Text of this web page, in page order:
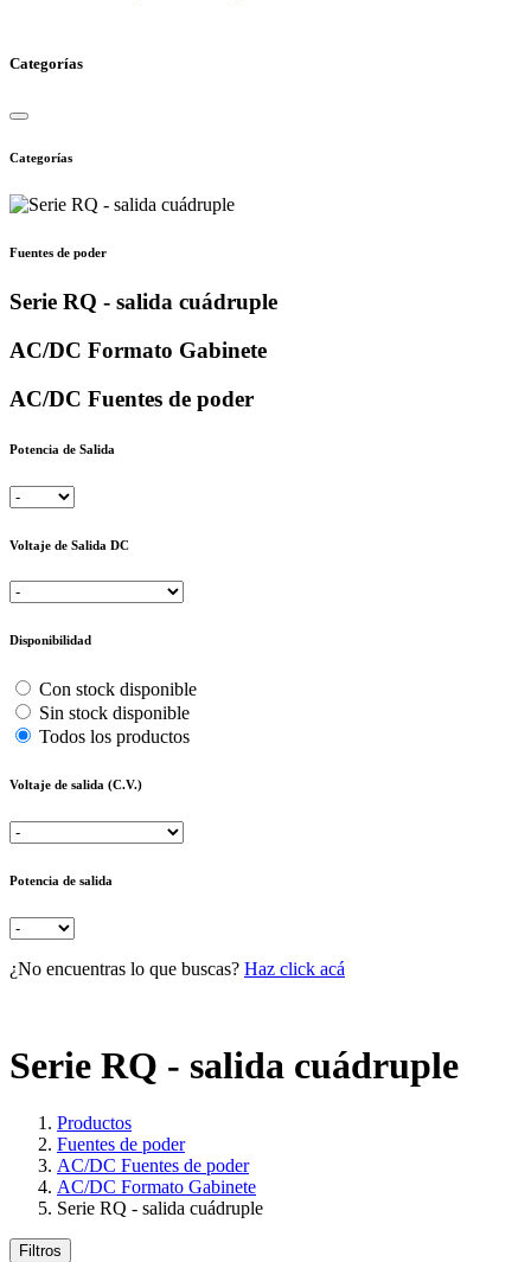
Categorías
Categorías
Fuentes de poder
Serie RQ - salida cuádruple
AC/DC Formato Gabinete
AC/DC Fuentes de poder
Potencia de Salida
Voltaje de Salida DC
Disponibilidad
Con stock disponible
Sin stock disponible
Todos los productos
Voltaje de salida (C.V.)
Potencia de salida
¿No encuentras lo que buscas? Haz click acá
Serie RQ - salida cuádruple
Productos
Fuentes de poder
AC/DC Fuentes de poder
AC/DC Formato Gabinete
Serie RQ - salida cuádruple
Filtros